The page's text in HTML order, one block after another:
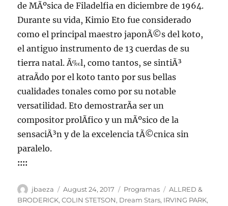
de MÃºsica de Filadelfia en diciembre de 1964.
Durante su vida, Kimio Eto fue considerado
como el principal maestro japonÃ©s del koto,
el antiguo instrumento de 13 cuerdas de su
tierra natal. Ã‰l, como tantos, se sintiÃ³
atraÃ­do por el koto tanto por sus bellas
cualidades tonales como por su notable
versatilidad. Eto demostrarÃ­a ser un
compositor prolÃ­fico y un mÃºsico de la
sensaciÃ³n y de la excelencia tÃ©cnica sin
paralelo.
::::
Author
jbaeza
Posted
on
August 24, 2017 Categories
Programas Tags
ALLRED &
BRODERICK,COLIN STETSON, Dream Stars, IRVING PARK,